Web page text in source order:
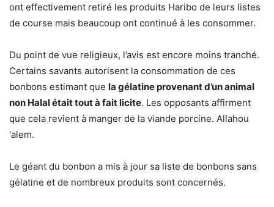
ont effectivement retiré les produits Haribo de leurs listes
de course mais beaucoup ont continué à les consommer.
Du point de vue religieux, l’avis est encore moins tranché.
Certains savants autorisent la consommation de ces
bonbons estimant que la gélatine provenant d’un animal
non Halal était tout à fait licite. Les opposants affirment
que cela revient à manger de la viande porcine. Allahou
‘alem.
Le géant du bonbon a mis à jour sa liste de bonbons sans
gélatine et de nombreux produits sont concernés.